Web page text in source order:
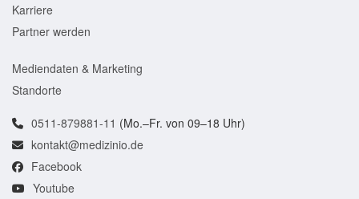
Karriere
Partner werden
Mediendaten & Marketing
Standorte
0511-879881-11 (Mo.–Fr. von 09–18 Uhr)
kontakt@medizinio.de
Facebook
Youtube